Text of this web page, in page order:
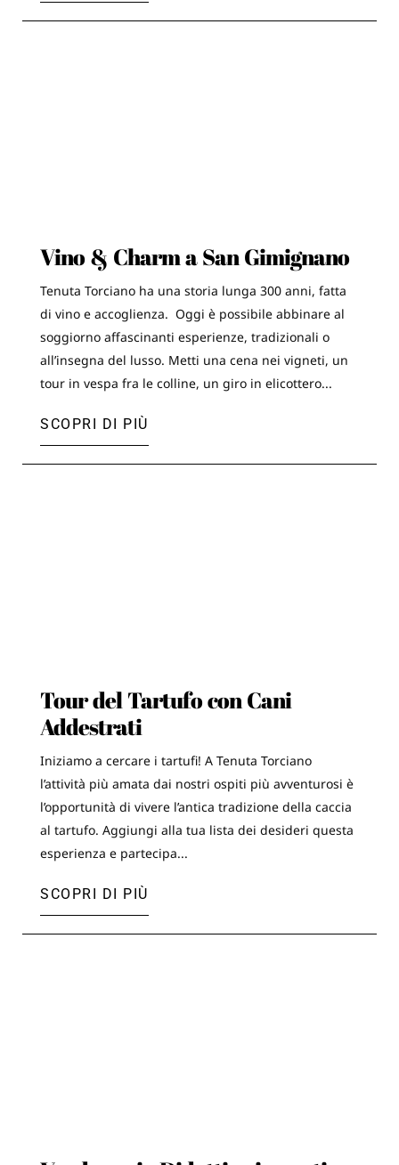
Vino & Charm a San Gimignano
Tenuta Torciano ha una storia lunga 300 anni, fatta
di vino e accoglienza. Oggi è possibile abbinare al
soggiorno affascinanti esperienze, tradizionali o
all’insegna del lusso. Metti una cena nei vigneti, un
tour in vespa fra le colline, un giro in elicottero...
SCOPRI DI PIÙ
Tour del Tartufo con Cani
Addestrati
Iniziamo a cercare i tartufi! A Tenuta Torciano
l’attività più amata dai nostri ospiti più avventurosi è
l’opportunità di vivere l’antica tradizione della caccia
al tartufo. Aggiungi alla tua lista dei desideri questa
esperienza e partecipa...
SCOPRI DI PIÙ